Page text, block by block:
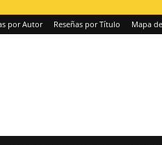
por Autor Reseñas por Título Mapa